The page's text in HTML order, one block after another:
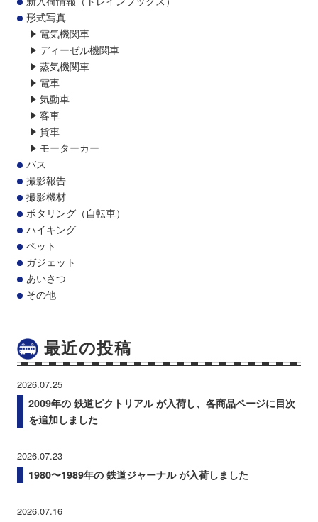
形式写真
電気機関車
ディーゼル機関車
蒸気機関車
電車
気動車
客車
貨車
モーターカー
バス
撮影報告
撮影機材
ポタリング（自転車）
ハイキング
ペット
ガジェット
あいさつ
その他
最近の投稿
2026.07.25
2009年の 鉄道ピクトリアル が入荷し、各商品ページに目次
を追加しました
2026.07.23
1980〜1989年の 鉄道ジャーナル が入荷しました
2026.07.16